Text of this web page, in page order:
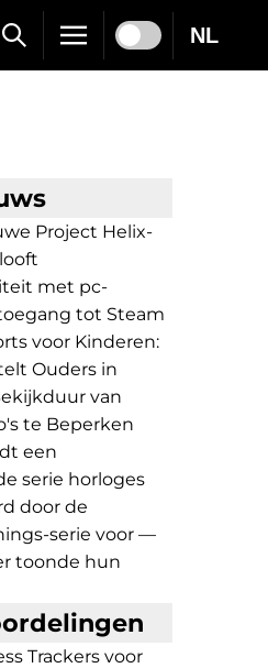
NL
Project Helix-
met pc-
tot Steam
voor Kinderen:
Ouders in
van
te Beperken
een
serie horloges
door de
serie voor —
toonde hun
Trackers voor